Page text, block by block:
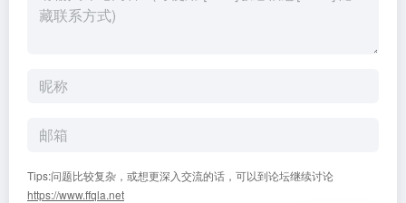
Tips:问题比较复杂，或想更深入交流的话，可以到论坛继续讨论
https://www.ffqla.net